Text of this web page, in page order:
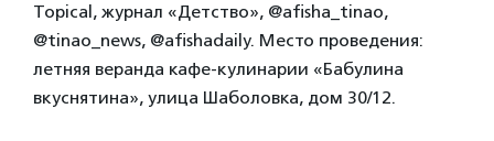
Topical, журнал «Детство», @afisha_tinao,
@tinao_news, @afishadaily. Место проведения:
летняя веранда кафе-кулинарии «Бабулина
вкуснятина», улица Шаболовка, дом 30/12.